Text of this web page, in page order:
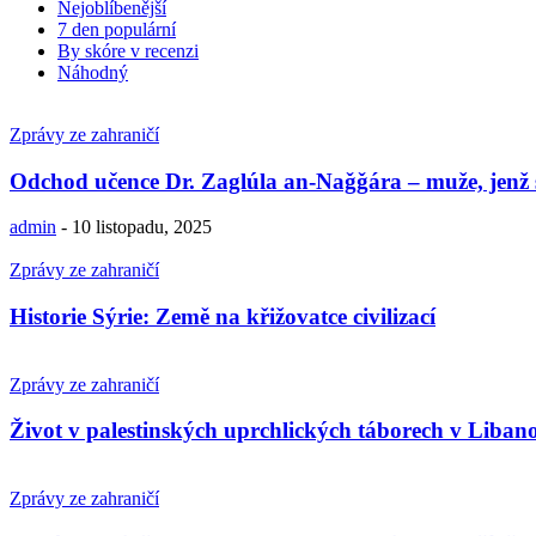
Nejoblíbenější
7 den populární
By skóre v recenzi
Náhodný
Zprávy ze zahraničí
Odchod učence Dr. Zaglúla an-Naǧǧára – muže, jenž
admin - 10 listopadu, 2025
Zprávy ze zahraničí
Historie Sýrie: Země na křižovatce civilizací
Zprávy ze zahraničí
Život v palestinských uprchlických táborech v
Zprávy ze zahraničí